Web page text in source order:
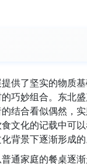
供了坚实的物质
巧妙组合。东北
结合看似偶然，
文化的记载中可
背景下逐渐形成的
通家庭的餐桌逐